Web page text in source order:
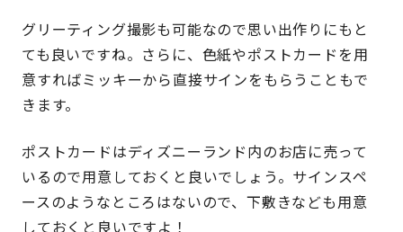
グリーティング撮影も可能なので思い出作りにもと
ても良いですね。さらに、色紙やポストカードを用
意すればミッキーから直接サインをもらうこともで
きます。
ポストカードはディズニーランド内のお店に売って
いるので用意しておくと良いでしょう。サインスペ
ースのようなところはないので、下敷きなども用意
しておくと良いですよ！